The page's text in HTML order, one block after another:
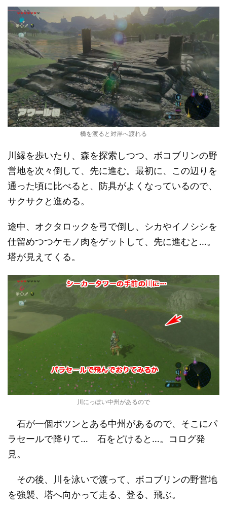
橋を渡ると対岸へ渡れる
川縁を歩いたり、森を探索しつつ、ボコブリンの野
営地を次々倒して、先に進む。最初に、この辺りを
通った頃に比べると、防具がよくなっているので、
サクサクと進める。
途中、オクタロックを弓で倒し、シカやイノシシを
仕留めつつケモノ肉をゲットして、先に進むと…。
塔が見えてくる。
川にっぽい中州があるので
石が一個ポツンとある中州があるので、そこにパ
ラセールで降りて… 石をどけると…。コログ発
見。
その後、川を泳いで渡って、ボコブリンの野営地
を強襲、塔へ向かって走る、登る、飛ぶ。